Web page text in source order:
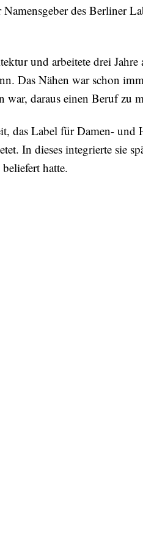
des Berliner
und arbeitete drei
Das Nähen war schon
war, daraus einen Beruf zu
das Label für Damen-
In dieses integrierte sie
hatte.